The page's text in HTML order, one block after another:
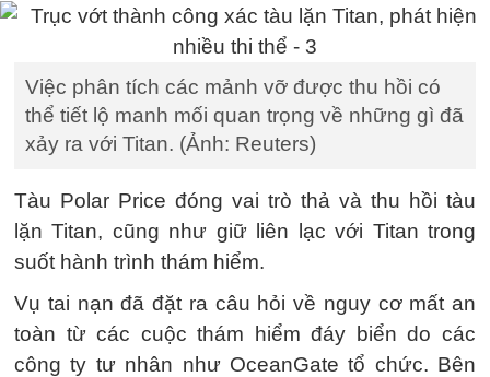
Việc phân tích các mảnh vỡ được thu hồi có
thể tiết lộ manh mối quan trọng về những gì đã
xảy ra với Titan. (Ảnh: Reuters)
Tàu Polar Price đóng vai trò thả và thu hồi tàu
lặn Titan, cũng như giữ liên lạc với Titan trong
suốt hành trình thám hiểm.
Vụ tai nạn đã đặt ra câu hỏi về nguy cơ mất an
toàn từ các cuộc thám hiểm đáy biển do các
công ty tư nhân như OceanGate tổ chức. Bên